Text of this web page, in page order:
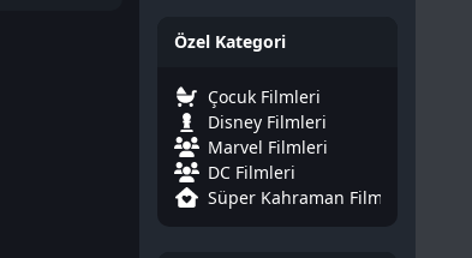
Özel Kategori
Çocuk Filmleri
Disney Filmleri
Marvel Filmleri
DC Filmleri
Süper Kahraman Filmleri